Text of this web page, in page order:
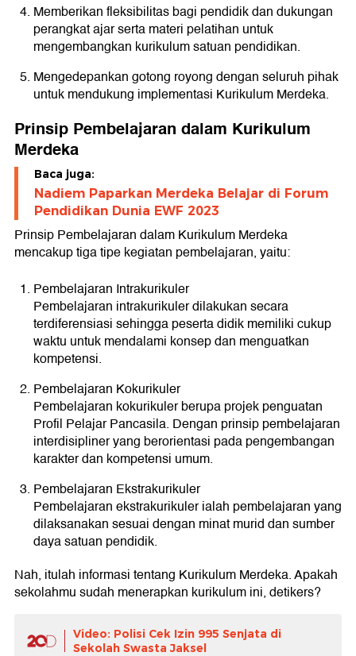
Memberikan fleksibilitas bagi pendidik dan dukungan
perangkat ajar serta materi pelatihan untuk
mengembangkan kurikulum satuan pendidikan.
Mengedepankan gotong royong dengan seluruh pihak
untuk mendukung implementasi Kurikulum Merdeka.
Prinsip Pembelajaran dalam Kurikulum
Merdeka
Baca juga:
Nadiem Paparkan Merdeka Belajar di Forum
Pendidikan Dunia EWF 2023
Prinsip Pembelajaran dalam Kurikulum Merdeka
mencakup tiga tipe kegiatan pembelajaran, yaitu:
Pembelajaran Intrakurikuler
Pembelajaran intrakurikuler dilakukan secara
terdiferensiasi sehingga peserta didik memiliki cukup
waktu untuk mendalami konsep dan menguatkan
kompetensi.
Pembelajaran Kokurikuler
Pembelajaran kokurikuler berupa projek penguatan
Profil Pelajar Pancasila. Dengan prinsip pembelajaran
interdisipliner yang berorientasi pada pengembangan
karakter dan kompetensi umum.
Pembelajaran Ekstrakurikuler
Pembelajaran ekstrakurikuler ialah pembelajaran yang
dilaksanakan sesuai dengan minat murid dan sumber
daya satuan pendidik.
Nah, itulah informasi tentang Kurikulum Merdeka. Apakah
sekolahmu sudah menerapkan kurikulum ini, detikers?
Video: Polisi Cek Izin 995 Senjata di
Sekolah Swasta Jaksel